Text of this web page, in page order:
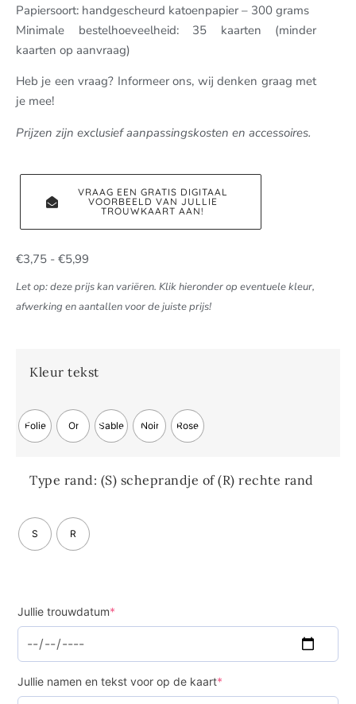
Papiersoort: handgescheurd katoenpapier – 300 grams
Minimale bestelhoeveelheid: 35 kaarten (minder
kaarten op aanvraag)
Heb je een vraag? Informeer ons, wij denken graag met
je mee!
Prijzen zijn exclusief aanpassingskosten en accessoires.
VRAAG EEN GRATIS DIGITAAL
VOORBEELD VAN JULLIE
TROUWKAART AAN!
€3,75 - €5,99
Let op: deze prijs kan variëren. Klik hieronder op eventuele kleur,
afwerking en aantallen voor de juiste prijs!
Kleur tekst
Folie Or Sable Noir Rose
Type rand: (S) scheprandje of (R) rechte rand
S R
Jullie trouwdatum*
Jullie namen en tekst voor op de kaart*